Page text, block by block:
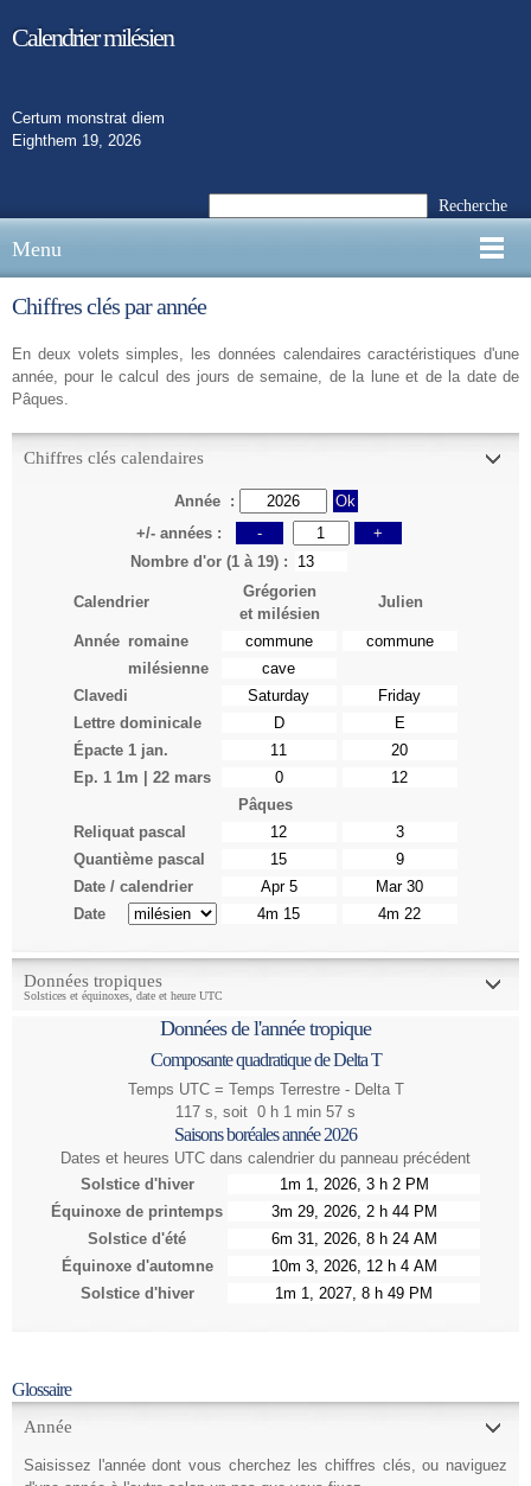
Calendrier milésien
Certum monstrat diem
Eighthem 19, 2026
Recherche
Menu
Chiffres clés par année
En deux volets simples, les données calendaires caractéristiques d'une
année, pour le calcul des jours de semaine, de la lune et de la date de
Pâques.
Chiffres clés calendaires
Année :
Ok
+/- années :
-
+
Nombre d'or (1 à 19) :
Calendrier
Grégorien
et milésien
Julien
Année romaine
milésienne
Clavedi
Lettre dominicale
Épacte 1 jan.
Ep. 1 1m | 22 mars
Pâques
Reliquat pascal
Quantième pascal
Date / calendrier
Date
Données tropiques
Solstices et équinoxes, date et heure UTC
Données de l'année tropique
Composante quadratique de Delta T
Temps UTC = Temps Terrestre - Delta T
117 s, soit 0 h 1 min 57 s
Saisons boréales année2026
Dates et heures UTC dans calendrier du panneau précédent
Solstice d'hiver
Équinoxe de printemps
Solstice d'été
Équinoxe d'automne
Solstice d'hiver
Glossaire
Année
Saisissez l'année dont vous cherchez les chiffres clés, ou naviguez